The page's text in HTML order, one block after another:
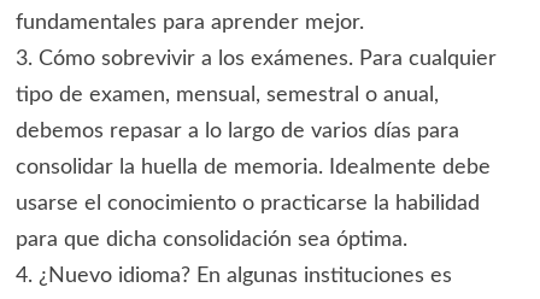
fundamentales para aprender mejor.
3. Cómo sobrevivir a los exámenes. Para cualquier
tipo de examen, mensual, semestral o anual,
debemos repasar a lo largo de varios días para
consolidar la huella de memoria. Idealmente debe
usarse el conocimiento o practicarse la habilidad
para que dicha consolidación sea óptima.
4. ¿Nuevo idioma? En algunas instituciones es